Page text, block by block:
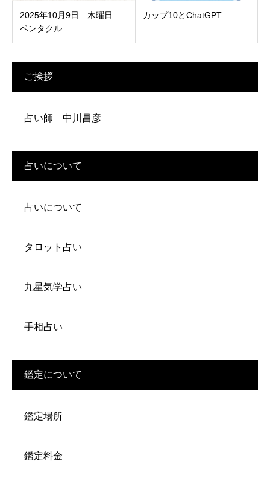
2025年10月9日 木曜日
ペンタクル...
カップ10とChatGPT
ご挨拶
占い師 中川昌彦
占いについて
占いについて
タロット占い
九星気学占い
手相占い
鑑定について
鑑定場所
鑑定料金